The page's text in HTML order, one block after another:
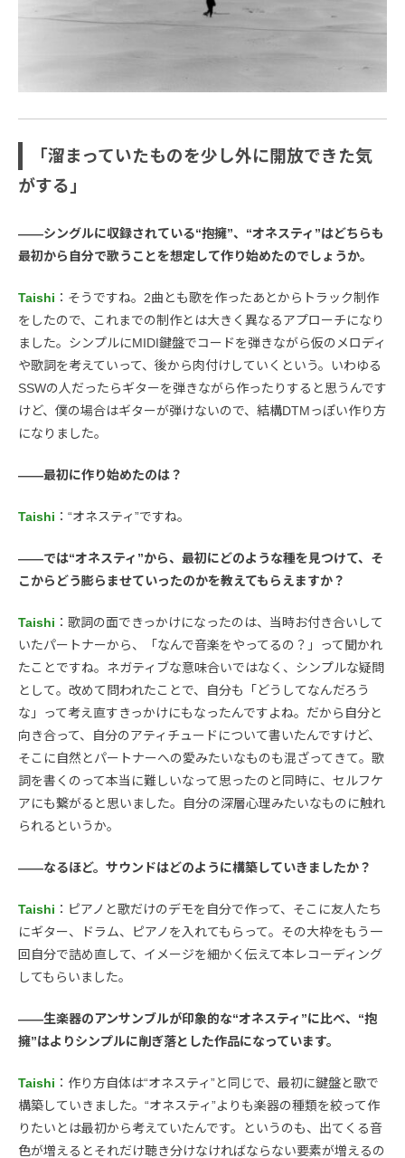
「溜まっていたものを少し外に開放できた気
がする」
――シングルに収録されている“抱擁”、“オネスティ”はどちらも
最初から自分で歌うことを想定して作り始めたのでしょうか。
Taishi ：そうですね。2曲とも歌を作ったあとからトラック制作
をしたので、これまでの制作とは大きく異なるアプローチになり
ました。シンプルにMIDI鍵盤でコードを弾きながら仮のメロディ
や歌詞を考えていって、後から肉付けしていくという。いわゆる
SSWの人だったらギターを弾きながら作ったりすると思うんです
けど、僕の場合はギターが弾けないので、結構DTMっぽい作り方
になりました。
――最初に作り始めたのは？
Taishi ：“オネスティ”ですね。
――では“オネスティ”から、最初にどのような種を見つけて、そ
こからどう膨らませていったのかを教えてもらえますか？
Taishi ：歌詞の面できっかけになったのは、当時お付き合いして
いたパートナーから、「なんで音楽をやってるの？」って聞かれ
たことですね。ネガティブな意味合いではなく、シンプルな疑問
として。改めて問われたことで、自分も「どうしてなんだろう
な」って考え直すきっかけにもなったんですよね。だから自分と
向き合って、自分のアティチュードについて書いたんですけど、
そこに自然とパートナーへの愛みたいなものも混ざってきて。歌
詞を書くのって本当に難しいなって思ったのと同時に、セルフケ
アにも繋がると思いました。自分の深層心理みたいなものに触れ
られるというか。
――なるほど。サウンドはどのように構築していきましたか？
Taishi ：ピアノと歌だけのデモを自分で作って、そこに友人たち
にギター、ドラム、ピアノを入れてもらって。その大枠をもう一
回自分で詰め直して、イメージを細かく伝えて本レコーディング
してもらいました。
――生楽器のアンサンブルが印象的な“オネスティ”に比べ、“抱
擁”はよりシンプルに削ぎ落とした作品になっています。
Taishi ：作り方自体は“オネスティ”と同じで、最初に鍵盤と歌で
構築していきました。“オネスティ”よりも楽器の種類を絞って作
りたいとは最初から考えていたんです。というのも、出てくる音
色が増えるとそれだけ聴き分けなければならない要素が増えるの